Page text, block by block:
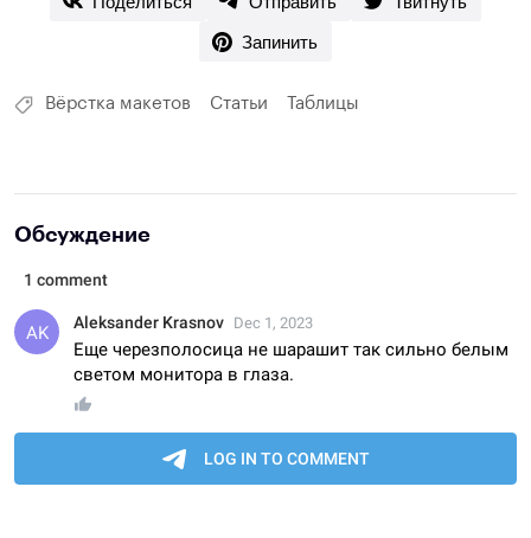
Запинить
Вёрстка макетов Статьи Таблицы
Обсуждение